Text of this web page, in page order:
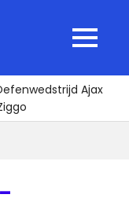
MENU
Ajax